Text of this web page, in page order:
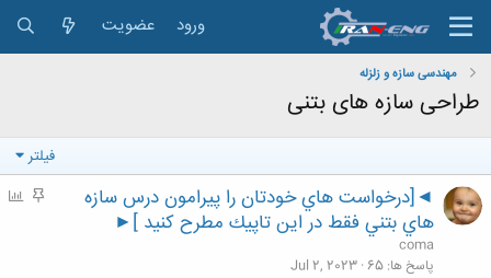
ورود عضویت
مهندسی سازه و زلزله
طراحی سازه های بتنی
فیلتر
م
P
◄[درخواست هاي خودتان را پيرامون درس سازه
هاي بتني فقط در اين تاپيك مطرح كنيد ]►
coma
پاسخ ها 65
Jul 2, 2023